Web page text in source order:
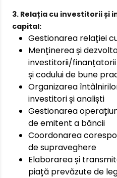
3. Relația cu investitorii și
capital:
Gestionarea relației
Menținerea și
investitorii/
și codului de bune
Organizarea
investitori și analiști
Gestionarea
de emitent a băncii
Coordonarea
de supraveghere
Elaborarea și
piață prevăzute de